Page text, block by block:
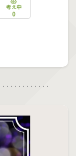
考え中
0